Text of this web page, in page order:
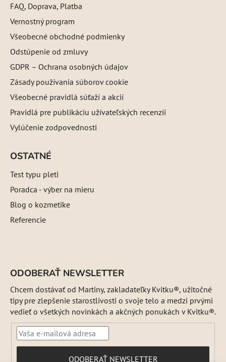
FAQ, Doprava, Platba
Vernostný program
Všeobecné obchodné podmienky
Odstúpenie od zmluvy
GDPR – Ochrana osobných údajov
Zásady používania súborov cookie
Všeobecné pravidlá súťaží a akcií
Pravidlá pre publikáciu užívateľských recenzií
Vylúčenie zodpovednosti
OSTATNÉ
Test typu pleti
Poradca - výber na mieru
Blog o kozmetike
Referencie
ODOBERAŤ NEWSLETTER
Chcem dostávať od Martiny, zakladateľky Kvitku®, užitočné
tipy pre zlepšenie starostlivosti o svoje telo a medzi prvými
vedieť o všetkých novinkách a akčných ponukách v Kvitku®.
PRIHLÁSIŤ
ODOBERAŤ NEWSLETTER